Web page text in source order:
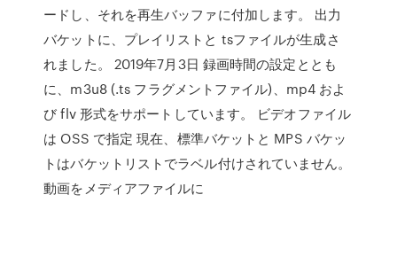
ードし、それを再生バッファに付加します。 出力
バケットに、プレイリストと tsファイルが生成さ
れました。 2019年7月3日 録画時間の設定ととも
に、m3u8 (.ts フラグメントファイル)、mp4 およ
び flv 形式をサポートしています。 ビデオファイル
は OSS で指定 現在、標準バケットと MPS バケッ
トはバケットリストでラベル付けされていません。
動画をメディアファイルに